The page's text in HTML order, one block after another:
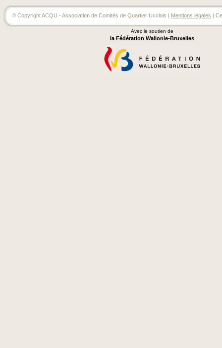
© Copyright ACQU - Association de Comités de Quartier Ucclois | Mentions légales |
Avec le soutien de
la Fédération Wallonie-Bruxelles